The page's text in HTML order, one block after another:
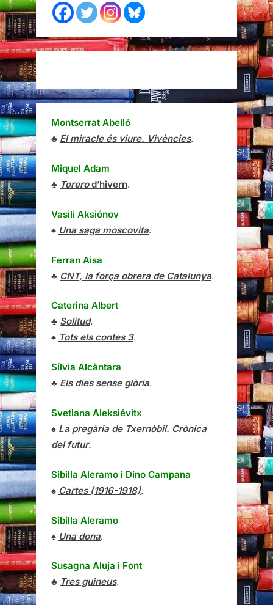
Montserrat Abelló
♣ El miracle és viure. Vivències.
Miquel Adam
♣ Torerod’hivern.
Vasili Aksiónov
♠ Una saga moscovita.
Ferran Aisa
♣ CNT, la força obrera de Catalunya.
Caterina Albert
♣ Solitud.
♠ Tots els contes 3.
Sílvia Alcàntara
♣ Els dies sense glòria.
Svetlana Aleksiévitx
♠ La pregària de Txernòbil. Crònica
del futur.
Sibilla Aleramo i Dino Campana
♠ Cartes (1916-1918).
Sibilla Aleramo
♠ Una dona.
Susagna Aluja i Font
♣ Tres guineus.